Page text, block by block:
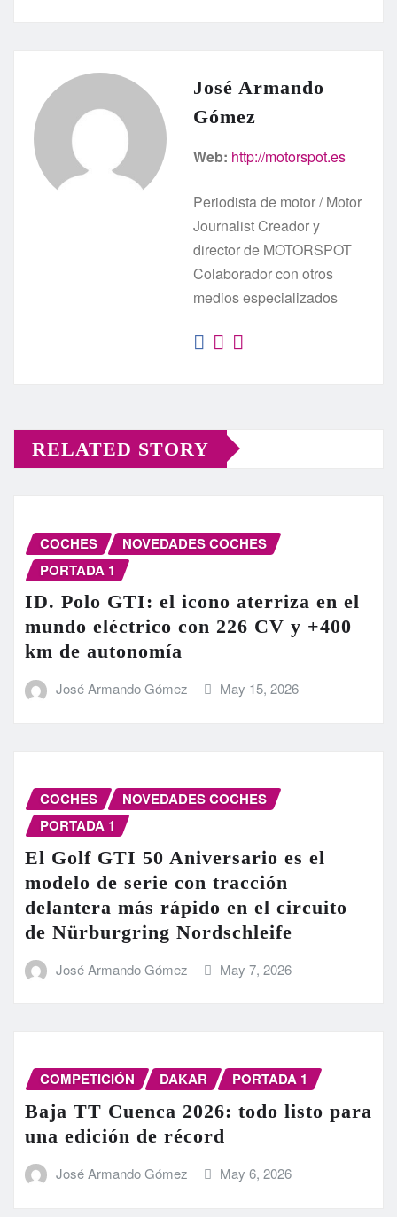
José Armando
Gómez
Web: http://motorspot.es
Periodista de motor / Motor
Journalist Creador y
director de MOTORSPOT
Colaborador con otros
medios especializados
RELATED STORY
COCHES
NOVEDADES COCHES
PORTADA 1
ID. Polo GTI: el icono aterriza en el
mundo eléctrico con 226 CV y +400
km de autonomía
José Armando Gómez May 15, 2026
COCHES
NOVEDADES COCHES
PORTADA 1
El Golf GTI 50 Aniversario es el
modelo de serie con tracción
delantera más rápido en el circuito
de Nürburgring Nordschleife
José Armando Gómez May 7, 2026
COMPETICIÓN DAKAR PORTADA 1
Baja TT Cuenca 2026: todo listo para
una edición de récord
José Armando Gómez May 6, 2026